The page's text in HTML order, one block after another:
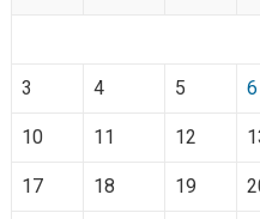
3 4 5 6
10 11 12
17 18 19